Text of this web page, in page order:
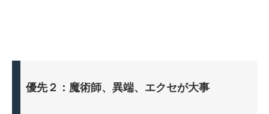
優先２：魔術師、異端、エクセが大事